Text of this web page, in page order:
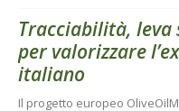
Tracciabilità,
per valorizzare
italiano
Il progetto europeo